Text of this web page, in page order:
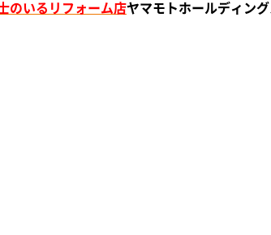
のいるリフォーム店ヤマモトホールディン